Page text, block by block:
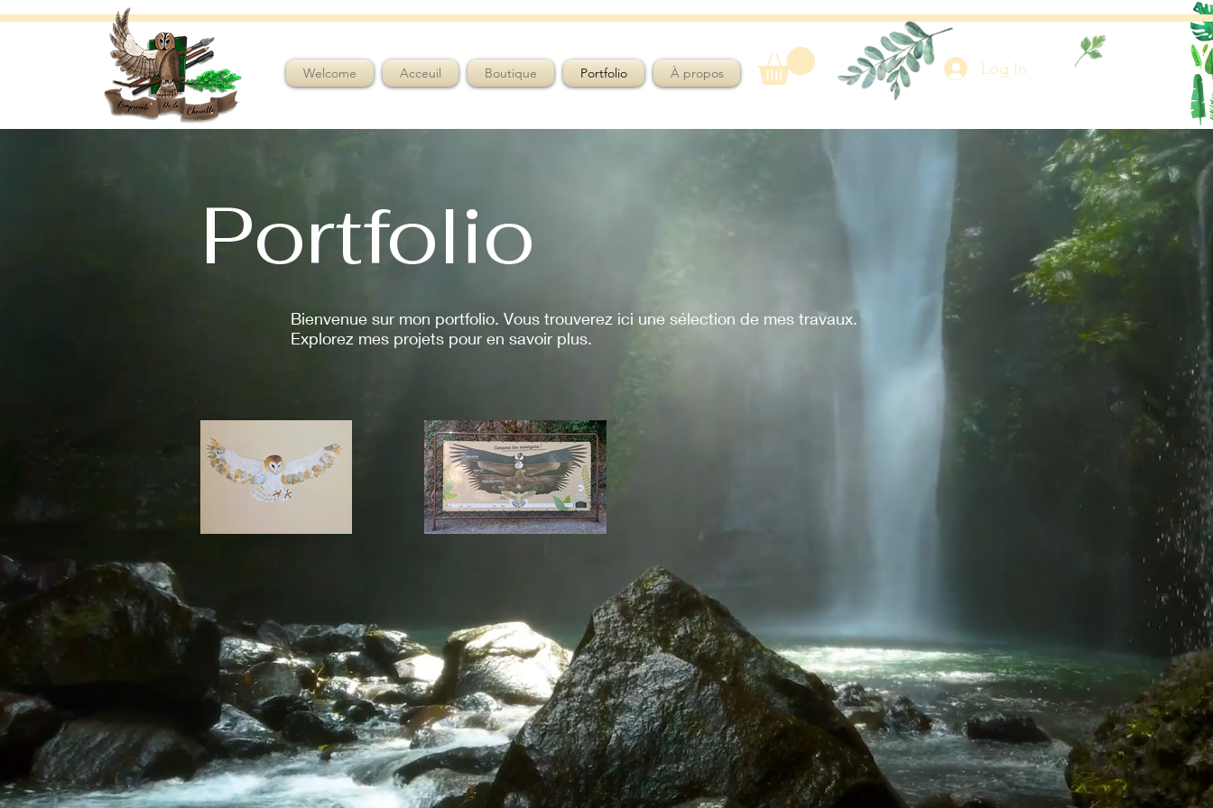
Welcome Acceuil Boutique Portfolio À propos Log In
Portfolio
Bienvenue sur mon portfolio. Vous trouverez ici une sélection de mes travaux.
Explorez mes projets pour en savoir plus.